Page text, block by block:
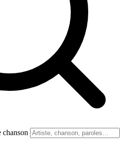
chanson